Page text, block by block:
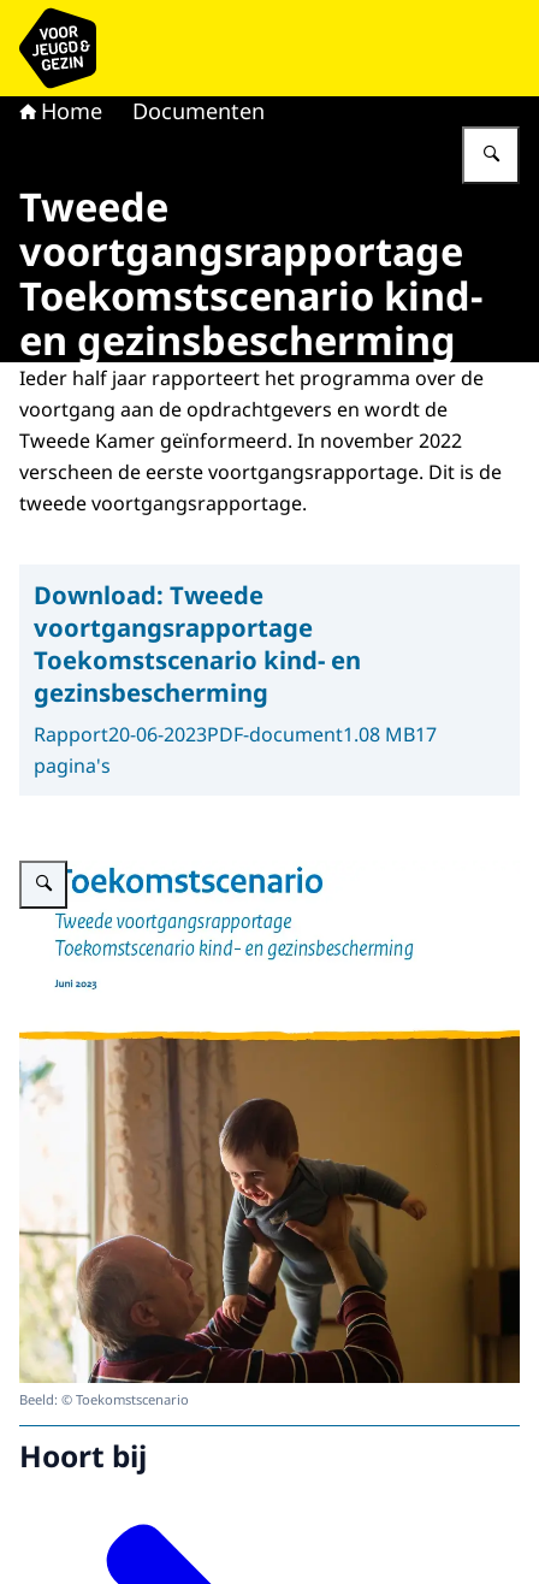
Naar de homepage van voor Jeugd & Gezin
Home Documenten
Tweede
voortgangsrapportage
Toekomstscenario kind-
en gezinsbescherming
Ieder half jaar rapporteert het programma over de
voortgang aan de opdrachtgevers en wordt de
Tweede Kamer geïnformeerd. In november 2022
verscheen de eerste voortgangsrapportage. Dit is de
tweede voortgangsrapportage.
Download: Tweede
voortgangsrapportage
Toekomstscenario kind- en
gezinsbescherming
Rapport20-06-2023PDF-document1.08 MB17
pagina's
Vergroot afbeelding Afbeelding van de voortgangsrapportage van juni
Beeld: © Toekomstscenario
Hoort bij